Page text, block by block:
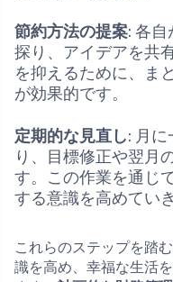
節約方法の提案: 各
探り、アイデアを共
を抑えるために、ま
が効果的です。
定期的な見直し: 月
り、目標修正や翌月
す。この作業を通じ
する意識を高めてい
これらのステップを踏
識を高め、幸福な生活